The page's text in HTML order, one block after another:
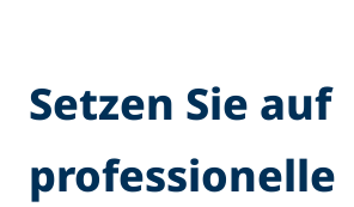
Setzen Sie auf
professionelle